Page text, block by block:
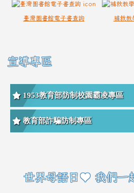
臺灣圖書館電子書查詢 補救教
宣導專區
1953教育部防制校園霸凌專區
教育部詐騙防制專區
右邊區域內容
世界母語日♥ 我們一